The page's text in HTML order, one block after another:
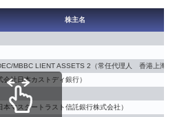
株主名
MBBC LIENT ASSETS 2（常任代理人 香港上海銀
社日本カストディ銀行）
マスタートラスト信託銀行株式会社）